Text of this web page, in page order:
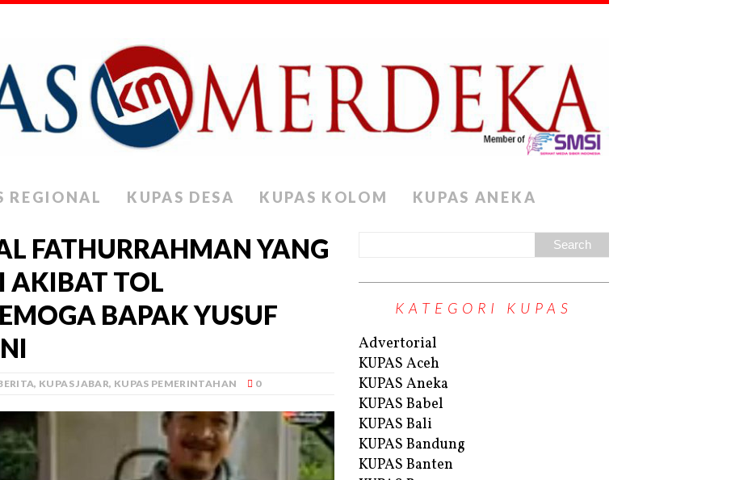
REGIONAL KUPAS DESA KUPAS KOLOM KUPAS ANEKA
FATHURRAHMAN YANG
AKIBAT TOL
BAPAK YUSUF
, KUPAS JABAR, KUPAS PEMERINTAHAN 0
KATEGORI KUPAS
Advertorial
KUPAS Aceh
KUPAS Aneka
KUPAS Babel
KUPAS Bali
KUPAS Bandung
KUPAS Banten